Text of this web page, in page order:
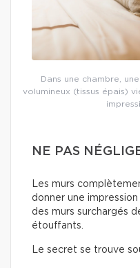
Dans une chambre,
volumineux (tissus épais)
NE PAS
Les murs
donner une
des murs surchargés
étouffants.
Le secret se trouve